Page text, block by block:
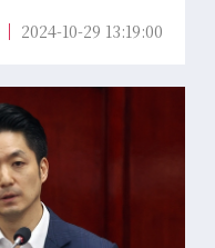
2024-10-29 13:19:00